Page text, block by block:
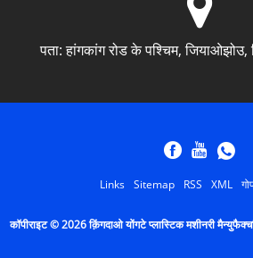
पता: हांगकांग रोड के पश्चिम,
Links Sitemap RSS XML
कॉपीराइट © 2026 क़िंगदाओ योंगटे प्लास्टिक मशीनरी